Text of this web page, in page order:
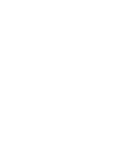
盐酸卡博替尼）
酸卡博替尼）